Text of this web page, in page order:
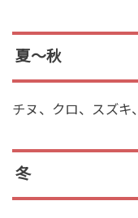
夏〜秋
チヌ、クロ、スズキ
冬